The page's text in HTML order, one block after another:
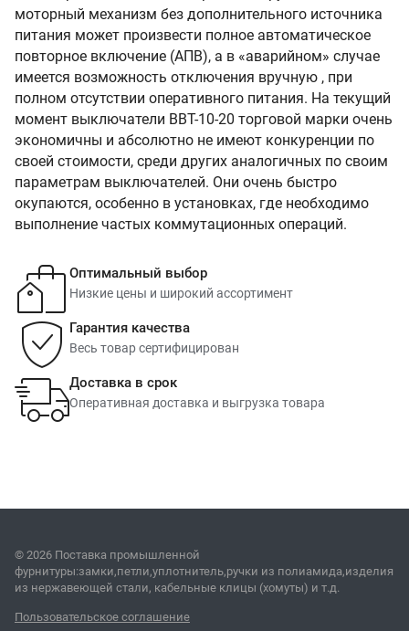
моторный механизм без дополнительного источника
питания может произвести полное автоматическое
повторное включение (АПВ), а в «аварийном» случае
имеется возможность отключения вручную , при
полном отсутствии оперативного питания. На текущий
момент выключатели ВВТ-10-20 торговой марки очень
экономичны и абсолютно не имеют конкуренции по
своей стоимости, среди других аналогичных по своим
параметрам выключателей. Они очень быстро
окупаются, особенно в установках, где необходимо
выполнение частых коммутационных операций.
Оптимальный выбор
Низкие цены и широкий ассортимент
Гарантия качества
Весь товар сертифицирован
Доставка в срок
Оперативная доставка и выгрузка товара
© 2026 Поставка промышленной
фурнитуры:замки,петли,уплотнитель,ручки из полиамида,изделия
из нержавеющей стали, кабельные клицы (хомуты) и т.д.
Пользовательское соглашение